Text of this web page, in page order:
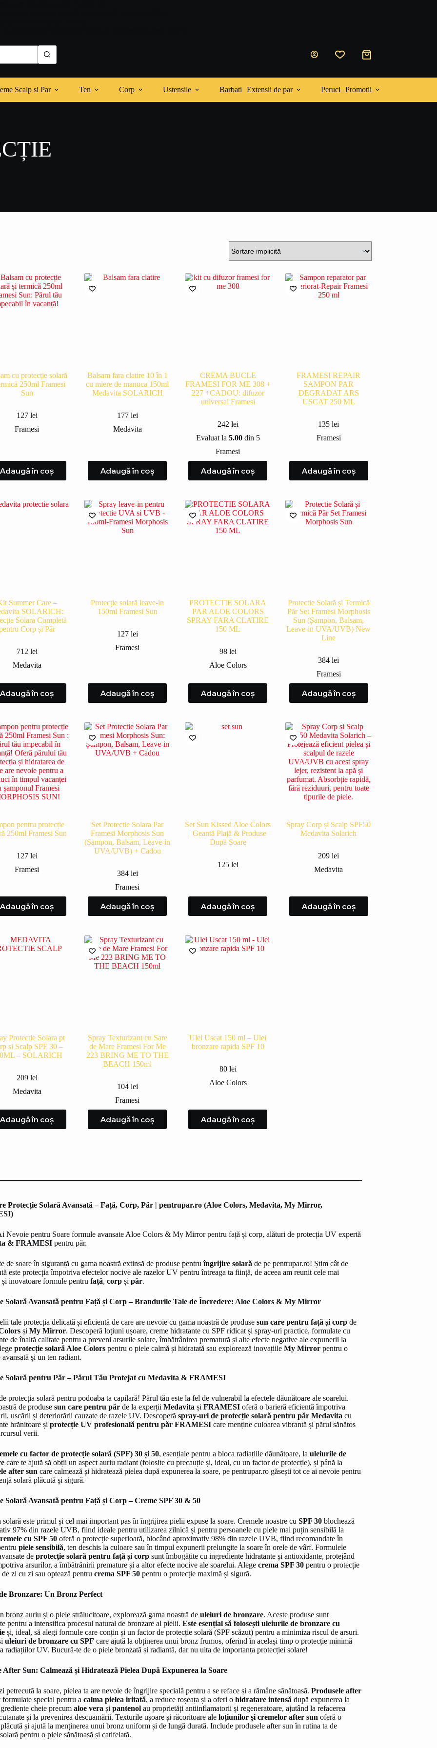
Coș
Scalp si Par Ten Corp Ustensile Barbati Extensii de par Peruci Promotii
cu protecție solară
250ml Framesi
Sun
127 lei
Framesi
Adaugă în coș
Balsam fara clatire 10 în 1
cu miere de manuca 150ml
Medavita SOLARICH
177 lei
Medavita
Adaugă în coș
CREMA BUCLE
FRAMESI FOR ME 308 +
227 +CADOU: difuzor
universal Framesi
242 lei
Evaluat la 5.00din 5
Framesi
Adaugă în coș
FRAMESI REPAIR
SAMPON PAR
DEGRADAT ARS
USCAT 250 ML
135 lei
Framesi
Adaugă în coș
Summer Care –
SOLARICH:
Solara Completă
Corp și Păr
712 lei
Medavita
Adaugă în coș
Protecție solară leave-in
150ml Framesi Sun
127 lei
Framesi
Adaugă în coș
PROTECTIE SOLARA
PAR ALOE COLORS
SPRAY FARA CLATIRE
150 ML
98 lei
Aloe Colors
Adaugă în coș
Protectie Solară și Termică
Păr Set Framesi Morphosis
Sun (Șampon, Balsam,
Leave-in UVA/UVB) New
Line
384 lei
Framesi
Adaugă în coș
pentru protecție
250ml Framesi Sun
127 lei
Framesi
Adaugă în coș
Set Protectie Solara Par
Framesi Morphosis Sun
(Șampon, Balsam, Leave-in
UVA/UVB) + Cadou
384 lei
Framesi
Adaugă în coș
Set Sun Kissed Aloe Colors
| Geantă Plajă & Produse
După Soare
125 lei
Adaugă în coș
Spray Corp și Scalp SPF50
Medavita Solarich
209 lei
Medavita
Adaugă în coș
Protectie Solara pt
si Scalp SPF 30 –
– SOLARICH
209 lei
Medavita
Adaugă în coș
Spray Texturizant cu Sare
de Mare Framesi For Me
223 BRING ME TO THE
BEACH 150ml
104 lei
Framesi
Adaugă în coș
Ulei Uscat 150 ml – Ulei
bronzare rapida SPF 10
80 lei
Aloe Colors
Adaugă în coș
Protecție Solară Avansată – Față, Corp, Păr | pentrupar.ro (Aloe Colors, Medavita, My Mirror,
Nevoie pentru Soare formule avansate Aloe Colors & My Mirror pentru față și corp, alături de protecția UV expertă
& FRAMESIpentru păr.
de soare în siguranță cu gama noastră extinsă de produse pentruîngrijire solară de pe pentrupar.ro! Știm cât de
este protecția împotriva efectelor nocive ale razelor UV pentru întreaga ta ființă, de aceea am reunit cele mai
și inovatoare formule pentru față, corpși păr.
Solară Avansată pentru Față și Corp – Brandurile Tale de Încredere: Aloe Colors & My Mirror
tale protecția delicată și eficientă de care are nevoie cu gama noastră de produse sun care pentru față și corpde
și My Mirror. Descoperă loțiuni ușoare, creme hidratante cu SPF ridicat și spray-uri practice, formulate cu
de înaltă calitate pentru a preveni arsurile solare, îmbătrânirea prematură și alte efecte negative ale expunerii la
protecție solară Aloe Colorspentru o piele calmă și hidratată sau explorează inovațiile My Mirrorpentru o
avansată și un ten radiant.
Solară pentru Păr – Părul Tău Protejat cu Medavita & FRAMESI
protecția solară pentru podoaba ta capilară! Părul tău este la fel de vulnerabil la efectele dăunătoare ale soarelui.
de produse sun care pentru părde la experții Medavita și FRAMESIoferă o barieră eficientă împotriva
uscării și deteriorării cauzate de razele UV. Descoperă spray-uri de protecție solară pentru păr Medavita cu
hrănitoare și protecție UV profesională pentru păr FRAMESIcare menține culoarea vibrantă și părul sănătos
verii.
cu factor de protecție solară (SPF) 30 și 50, esențiale pentru a bloca radiațiile dăunătoare, la uleiurile de
care te ajută să obții un aspect auriu radiant (folosite cu precauție și, ideal, cu un factor de protecție), și până la
after sun care calmează și hidratează pielea după expunerea la soare, pe pentrupar.ro găsești tot ce ai nevoie pentru
solară plăcută și sigură.
Solară Avansată pentru Față și Corp – Creme SPF 30 & 50
solară este primul și cel mai important pas în îngrijirea pielii expuse la soare. Cremele noastre cu SPF 30blochează
97% din razele UVB, fiind ideale pentru utilizarea zilnică și pentru persoanele cu piele mai puțin sensibilă la
cu SPF 50oferă o protecție superioară, blocând aproximativ 98% din razele UVB, fiind recomandate în
piele sensibilă, ten deschis la culoare sau în timpul expunerii prelungite la soare în orele de vârf. Formulele
de protecție solară pentru față și corpsunt îmbogățite cu ingrediente hidratante și antioxidante, protejând
arsurilor, a îmbătrânirii premature și a altor efecte nocive ale soarelui. Alege crema SPF 30pentru o protecție
zi cu zi sau optează pentru crema SPF 50pentru o protecție maximă și sigură.
Bronzare: Un Bronz Perfect
bronz auriu și o piele strălucitoare, explorează gama noastră de uleiuri de bronzare. Aceste produse sunt
pentru a intensifica procesul natural de bronzare al pielii. Este esențial să folosești uleiurile de bronzare cu
și, ideal, să alegi formule care conțin și un factor de protecție solară (SPF scăzut) pentru a minimiza riscul de arsuri.
uleiuri de bronzare cu SPF care ajută la obținerea unui bronz frumos, oferind în același timp o protecție minimă
radiațiilor UV. Bucură-te de o piele bronzată și radiantă, dar nu uita de importanța protecției solare!
After Sun: Calmează și Hidratează Pielea După Expunerea la Soare
petrecută la soare, pielea ta are nevoie de îngrijire specială pentru a se reface și a rămâne sănătoasă. Produsele after
formulate special pentru a calma pielea iritată, a reduce roșeața și a oferi o hidratare intensă după expunerea la
cheie precum aloe vera și pantenolau proprietăți antiinflamatorii și regeneratoare, ajutând la refacerea
și la prevenirea descuamării. Texturile ușoare și răcoritoare ale loțiunilor și cremelor after sun oferă o
și ajută la menținerea unui bronz uniform și de lungă durată. Include produsele after sun în rutina ta de
pentru o piele sănătoasă și catifelată.